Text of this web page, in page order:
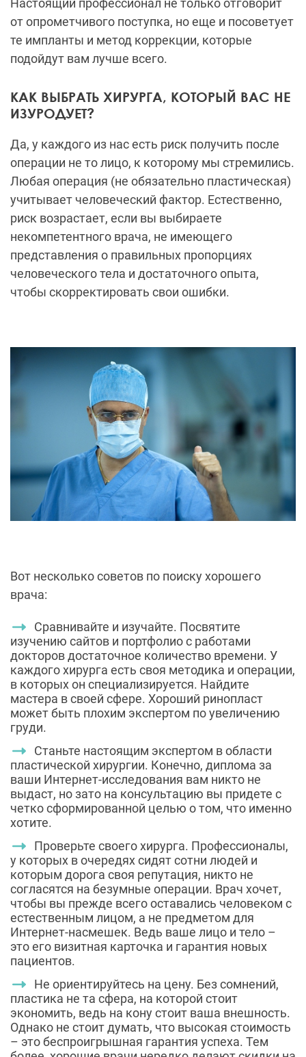
Любая операция (не обязательно пластическая)
учитывает человеческий фактор. Естественно,
риск возрастает, если вы выбираете
некомпетентного врача, не имеющего
человеческого тела и достаточного опыта,
чтобы скорректировать свои ошибки.
Вот несколько советов по поиску хорошего
Сравнивайте и изучайте. Посвятите
изучению сайтов и портфолио с работами
докторов достаточное количество времени. У
каждого хирурга есть своя методика и операции,
в которых он специализируется. Найдите
Станьте настоящим экспертом в области
пластической хирургии. Конечно, диплома за
выдаст, но зато на консультацию вы придете с
четко сформированной целью о том, что именно
хотите.
Проверьте своего хирурга. Профессионалы,
у которых в очередях сидят сотни людей и
которым дорога своя репутация, никто не
согласятся на безумные операции. Врач хочет,
чтобы вы прежде всего оставались человеком с
естественным лицом, а не предметом для
Интернет-насмешек. Ведь ваше лицо и тело –
это его визитная карточка и гарантия новых
пациентов.
Не ориентируйтесь на цену. Без сомнений,
пластика не та сфера, на которой стоит
экономить, ведь на кону стоит ваша внешность.
Однако не стоит думать, что высокая стоимость
– это беспроигрышная гарантия успеха. Тем
более, хорошие врачи нередко делают скидки на
свои услуги. Ориентируйтесь прежде всего на
реальные отзывы пациентов (например,
клиентов в очереди к врачу) и фотографии До и
После пластики.
анкету на сайте «300 экспертов» . Наши
специалисты свяжутся с вами и предложат
подходящий по цене и качеству вариант.